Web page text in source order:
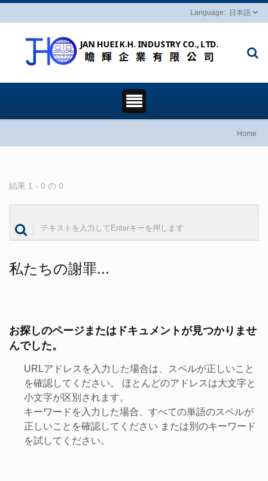
日本語
Home
結果 1 - 0 の 0
私たちの謝罪...
お探しのページまたはドキュメントが見つかりませ
んでした。
URLアドレスを入力した場合は、スペルが正しいこと
を確認してください。 ほとんどのアドレスは大文字と
小文字が区別されます。
キーワードを入力した場合、すべての単語のスペルが
正しいことを確認してください または別のキーワード
を試してください。